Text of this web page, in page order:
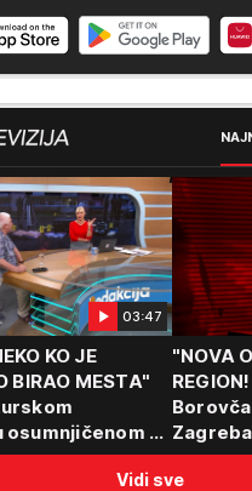
03:47
KO JE
BIRAO MESTA"
za
(28): "Mogao
"NOVA
progon
Vidi sve